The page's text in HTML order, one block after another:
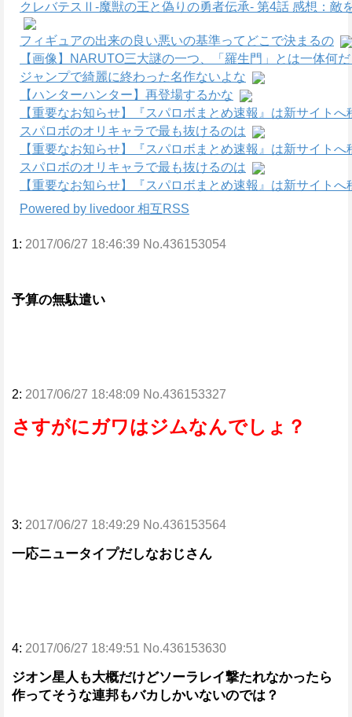
クレバテスⅡ-魔獣の王と偽りの勇者伝承- 第4話 感想：敵
フィギュアの出来の良い悪いの基準ってどこで決まるの
【画像】NARUTO三大謎の一つ、「羅生門」とは一体何
ジャンプで綺麗に終わった名作ないよな
【ハンターハンター】再登場するかな
【重要なお知らせ】『スパロボまとめ速報』は新サイトへ
スパロボのオリキャラで最も抜けるのは
【重要なお知らせ】『スパロボまとめ速報』は新サイトへ
スパロボのオリキャラで最も抜けるのは
【重要なお知らせ】『スパロボまとめ速報』は新サイトへ
Powered by livedoor 相互RSS
1: 2017/06/27 18:46:39 No.436153054
予算の無駄遣い
2: 2017/06/27 18:48:09 No.436153327
さすがにガワはジムなんでしょ？
3: 2017/06/27 18:49:29 No.436153564
一応ニュータイプだしなおじさん
4: 2017/06/27 18:49:51 No.436153630
ジオン星人も大概だけどソーラレイ撃たれなかったら
作ってそうな連邦もバカしかいないのでは？